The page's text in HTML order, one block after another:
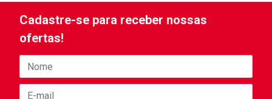
Cadastre-se para receber nossas
ofertas!